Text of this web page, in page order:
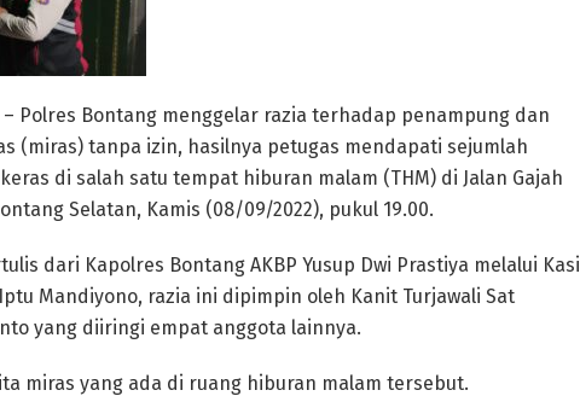
Polres Bontang menggelar razia terhadap penampung dan
(miras) tanpa izin, hasilnya petugas mendapati sejumlah
di salah satu tempat hiburan malam (THM) di Jalan Gajah
Selatan, Kamis (08/09/2022), pukul 19.00.
dari Kapolres Bontang AKBP Yusup Dwi Prastiya melalui Kasi
Mandiyono, razia ini dipimpin oleh Kanit Turjawali Sat
yang diiringi empat anggota lainnya.
miras yang ada di ruang hiburan malam tersebut.